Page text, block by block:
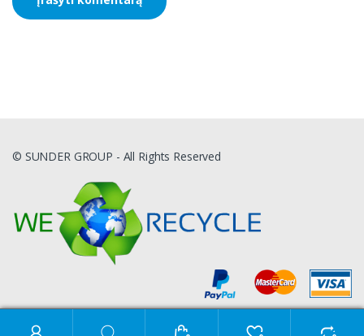
© SUNDER GROUP - All Rights Reserved
Ieškoti: